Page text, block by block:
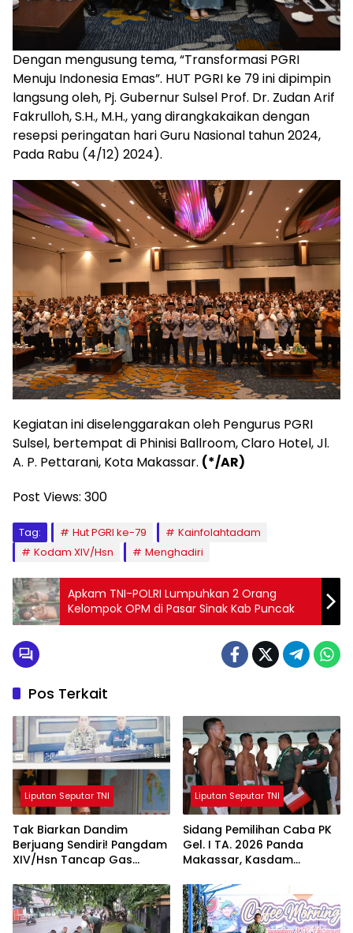
Dengan mengusung tema, “Transformasi PGRI
Menuju Indonesia Emas”. HUT PGRI ke 79 ini dipimpin
langsung oleh, Pj. Gubernur Sulsel Prof. Dr. Zudan Arif
Fakrulloh, S.H., M.H., yang dirangkakaikan dengan
resepsi peringatan hari Guru Nasional tahun 2024,
Pada Rabu (4/12) 2024).
Kegiatan ini diselenggarakan oleh Pengurus PGRI
Sulsel, bertempat di Phinisi Ballroom, Claro Hotel, Jl.
A. P. Pettarani, Kota Makassar. (*/AR)
Post Views: 300
Tag: Hut PGRI ke-79
Kainfolahtadam
Kodam XIV/Hsn
Menghadiri
Apkam TNI-POLRI Lumpuhkan 2 Orang
Kelompok OPM di Pasar Sinak Kab Puncak
Pos Terkait
Liputan Seputar TNI
Tak Biarkan Dandim
Berjuang Sendiri! Pangdam
XIV/Hsn Tancap Gas
KDKMP dengan Inovasi
Workshop
Liputan Seputar TNI
Sidang Pemilihan Caba PK
Gel. I TA. 2026 Panda
Makassar, Kasdam
Profesional dan Objektif